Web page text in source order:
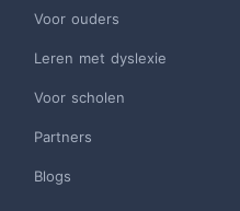
Voor ouders
Leren met dyslexie
Voor scholen
Partners
Blogs